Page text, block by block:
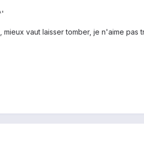
vaut laisser tomber, je n'aime pas